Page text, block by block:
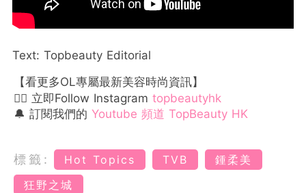
Text: Topbeauty Editorial
【看更多OL專屬最新美容時尚資訊】
👉🏻 立即Follow Instagram topbeautyhk
🔔 訂閱我們的 Youtube 頻道 TopBeauty HK
標籤: Hot Topics TVB
鍾柔美
狂野之城